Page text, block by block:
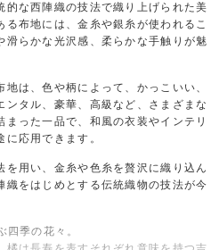
的な西陣織の技法で織り上げられた美
布地には、金糸や銀糸が使われるこ
滑らかな光沢感、柔らかな手触りが魅
は、色や柄によって、かっこいい、
タル、豪華、高級など、さまざまな
った一品で、和風の衣装やインテリ
応用できます。
用い、金糸や色糸を贅沢に織り込ん
をはじめとする伝統織物の技法が今
四季の花々。